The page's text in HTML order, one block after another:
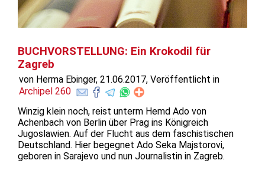
BUCHVORSTELLUNG: Ein Krokodil für
Zagreb
von Herma Ebinger, 21.06.2017, Veröffentlicht in
Archipel 260
Winzig klein noch, reist unterm Hemd Ado von
Achenbach von Berlin über Prag ins Königreich
Jugoslawien. Auf der Flucht aus dem faschistischen
Deutschland. Hier begegnet Ado Seka Majstorovi,
geboren in Sarajevo und nun Journalistin in Zagreb.